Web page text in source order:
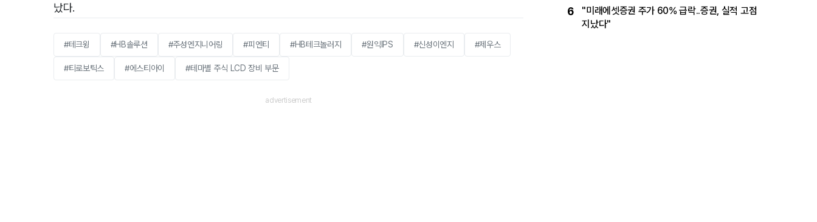
났다.
#테크윙 #HB솔루션 #주성엔지니어링 #피엔티 #HB테크놀러지 #원익IPS #신성이엔지 #제우스
#티로보틱스 #에스티아이 #테마별 주식 LCD 장비 부문
6
"미래에셋증권 주가 60% 급락..증권, 실적 고점
지났다"